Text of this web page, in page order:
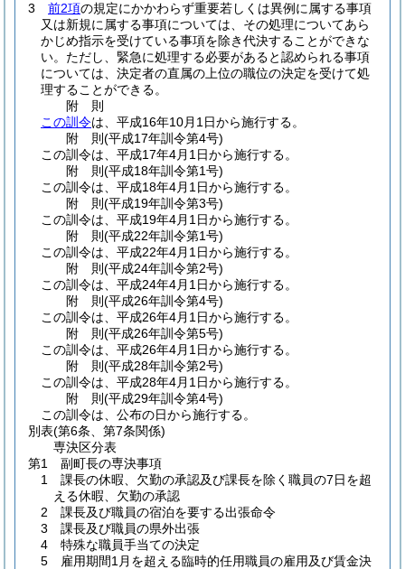
3
前2項の規定にかかわらず重要若しくは異例に属する事項
又は新規に属する事項については、その処理についてあら
かじめ指示を受けている事項を除き代決することができな
い。 ただし、緊急に処理する必要があると認められる事項
については、決定者の直属の上位の職位の決定を受けて処
理することができる。
附 則
この訓令は、平成16年10月1日から施行する。
附 則(平成17年訓令第4号)
この訓令は、平成17年4月1日から施行する。
附 則(平成18年訓令第1号)
この訓令は、平成18年4月1日から施行する。
附 則(平成19年訓令第3号)
この訓令は、平成19年4月1日から施行する。
附 則(平成22年訓令第1号)
この訓令は、平成22年4月1日から施行する。
附 則(平成24年訓令第2号)
この訓令は、平成24年4月1日から施行する。
附 則(平成26年訓令第4号)
この訓令は、平成26年4月1日から施行する。
附 則(平成26年訓令第5号)
この訓令は、平成26年4月1日から施行する。
附 則(平成28年訓令第2号)
この訓令は、平成28年4月1日から施行する。
附 則(平成29年訓令第4号)
この訓令は、公布の日から施行する。
別表(第6条、第7条関係)
専決区分表
第1 副町長の専決事項
1 課長の休暇、欠勤の承認及び課長を除く職員の7日を超
える休暇、欠勤の承認
2 課長及び職員の宿泊を要する出張命令
3 課長及び職員の県外出張
4 特殊な職員手当ての決定
5 雇用期間1月を超える臨時的任用職員の雇用及び賃金決